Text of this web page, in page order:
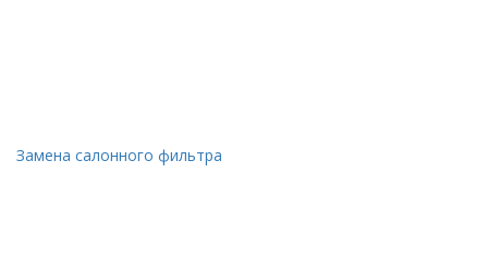
Замена салонного фильтра